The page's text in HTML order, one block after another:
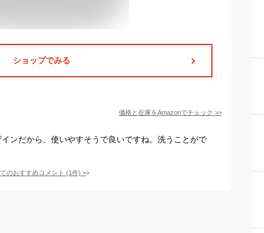
ショップでみる
価格と在庫をAmazonでチェック >>
ンだから、使いやすそうで良いですね。洗うことがで
のおすすめコメント (1件) >